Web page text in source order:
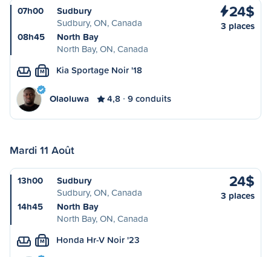
07h00
Sudbury
Sudbury, ON, Canada
08h45
North Bay
North Bay, ON, Canada
24$
3 places
M Kia Sportage Noir '18
Olaoluwa 4,8 9 conduits
Mardi 11 Août
13h00
Sudbury
Sudbury, ON, Canada
14h45
North Bay
North Bay, ON, Canada
24$
3 places
M Honda Hr-V Noir '23